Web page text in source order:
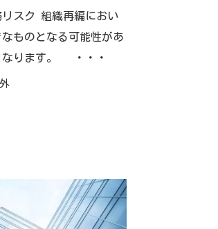
スク 組織再編におい
ものとなる可能性があ
なります。 ・・・